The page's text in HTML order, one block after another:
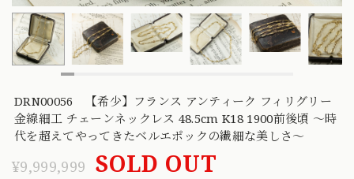
DRN00056 【希少】フランス アンティーク フィリグリー
金線細工 チェーンネックレス 48.5cm K18 1900前後頃 〜時
代を超えてやってきたベルエポックの繊細な美しさ〜
¥9,999,999 SOLD OUT